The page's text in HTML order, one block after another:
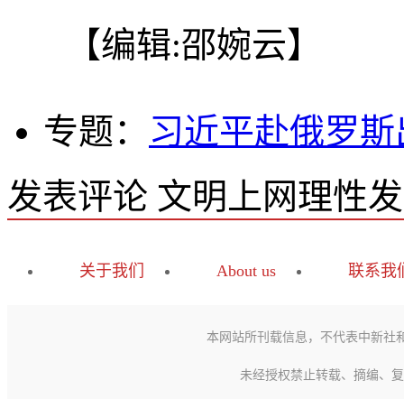
【编辑:邵婉云】
专题： 习近平赴俄罗
发表评论 文明上网理性
关于我们 About us 联系我
本网站所刊载信息，不代表中新社
未经授权禁止转载、摘编、